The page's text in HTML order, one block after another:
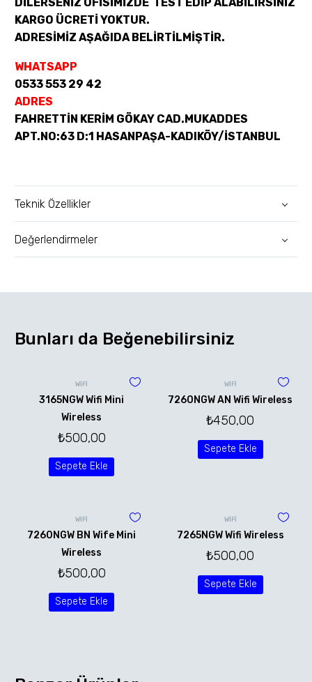
KARGO ÜCRETİ YOKTUR.
ADRESİMİZ AŞAĞIDA BELİRTİLMİŞTİR.
WHATSAPP
0533 553 29 42
ADRES
FAHRETTİN KERİM GÖKAY CAD.MUKADDES
APT.NO:63 D:1 HASANPAŞA-KADIKÖY/İSTANBUL
Teknik Özellikler
Değerlendirmeler
Bunları da Beğenebilirsiniz
WİFİ
3165NGW Wifi Mini
Wireless
₺500,00
Sepete Ekle
WİFİ
7260NGW AN Wifi Wireless
₺450,00
Sepete Ekle
WİFİ
7260NGW BN Wife Mini
Wireless
₺500,00
Sepete Ekle
WİFİ
7265NGW Wifi Wireless
₺500,00
Sepete Ekle